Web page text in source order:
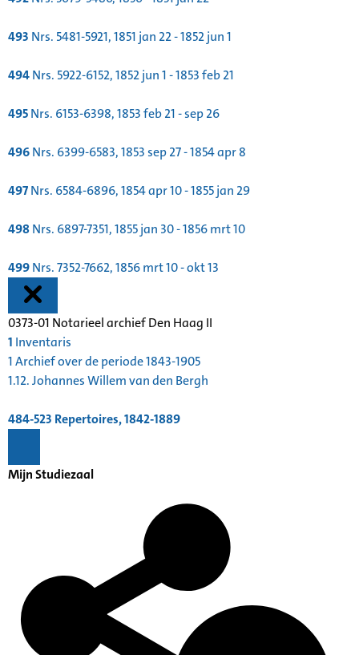
493 Nrs. 5481-5921, 1851 jan 22 - 1852 jun 1
494Nrs. 5922-6152, 1852 jun 1 - 1853 feb 21
495Nrs. 6153-6398, 1853 feb 21 - sep 26
496Nrs. 6399-6583, 1853 sep 27 - 1854 apr 8
497Nrs. 6584-6896, 1854 apr 10 - 1855 jan 29
498Nrs. 6897-7351, 1855 jan 30 - 1856 mrt 10
499Nrs. 7352-7662, 1856 mrt 10 - okt 13
0373-01 Notarieel archief Den Haag II
1 Inventaris
1 Archief over de periode 1843-1905
1.12. Johannes Willem van den Bergh
484-523 Repertoires, 1842-1889
Mijn Studiezaal